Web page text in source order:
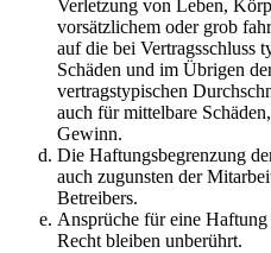
Verletzung von Leben,
vorsätzlichem oder grob
auf die bei Vertragsschluss
Schäden und im Übrigen
vertragstypischen
auch für mittelbare
Gewinn.
Die Haftungsbegrenzung
auch zugunsten der
Betreibers.
Ansprüche für eine
Recht bleiben unberührt.